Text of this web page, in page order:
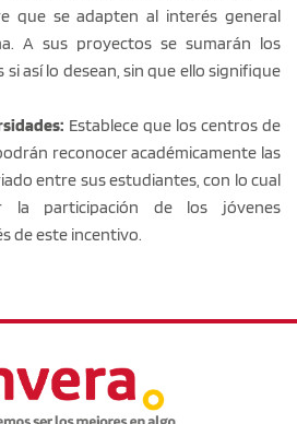
que se adapten al interés general
A sus proyectos se sumarán los
así lo desean, sin que ello signifique
Establece que los centros de
reconocer académicamente las
entre sus estudiantes, con lo cual
la participación de los jóvenes
de este incentivo.